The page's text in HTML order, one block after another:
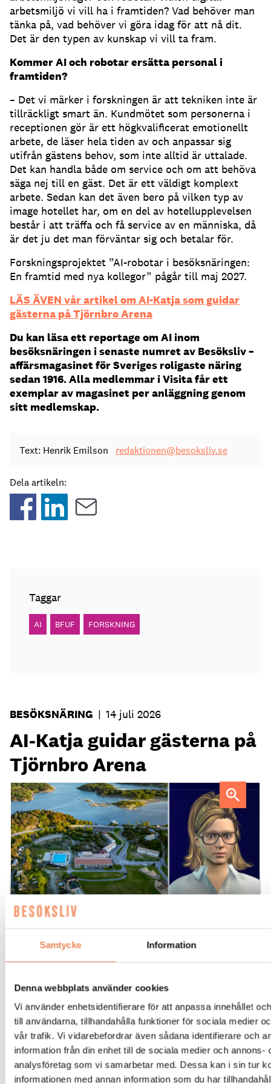
Samtycke Information
Denna webbplats använder cookies
Vi använder enhetsidentifierare för att anpassa innehållet
till användarna, tillhandahålla funktioner för sociala medier
vår trafik. Vi vidarebefordrar även sådana identifierare och
information från din enhet till de sociala medier och annons-
analysföretag som vi samarbetar med. Dessa kan i sin tur
informationen med annan information som du har
arbetsmiljö vi vill ha i framtiden? Vad behöver man
tänka på, vad behöver vi göra idag för att nå dit.
Det är den typen av kunskap vi vill ta fram.
Kommer AI och robotar ersätta personal i
framtiden?
– Det vi märker i forskningen är att tekniken inte är
tillräckligt smart än. Kundmötet som personerna i
receptionen gör är ett högkvalificerat emotionellt
arbete, de läser hela tiden av och anpassar sig
utifrån gästens behov, som inte alltid är uttalade.
Det kan handla både om service och om att behöva
säga nej till en gäst. Det är ett väldigt komplext
arbete. Sedan kan det även bero på vilken typ av
image hotellet har, om en del av hotellupplevelsen
består i att träffa och få service av en människa, då
är det ju det man förväntar sig och betalar för.
Forskningsprojektet ”AI-robotar i besöksnäringen:
En framtid med nya kollegor” pågår till maj 2027.
LÄS ÄVEN vår artikel om AI-Katja som guidar
gästerna på Tjörnbro Arena
Du kan läsa ett reportage om AI inom
besöksnäringen i senaste numret av Besöksliv –
affärsmagasinet för Sveriges roligaste näring
sedan 1916. Alla medlemmar i Visita får ett
exemplar av magasinet per anläggning genom
sitt medlemskap.
Text: Henrik Emilson redaktionen@besoksliv.se
Dela artikeln:
Taggar
AI BFUF FORSKNING
BESÖKSNÄRING | 14 juli 2026
AI-Katja guidar gästerna på
Tjörnbro Arena
AI-medarbetaren Katja tillträdde i tjänst i april.
REPORTAGE. Hon är medarbetaren
som kan över 100 språk och jobbar
assistent Katja är under utbildning och
tränas i att svara på gästernas vanliga
frågor. Allt för att avlasta receptionen
som istället kan fokusera på ännu
bättre mänsklig service.